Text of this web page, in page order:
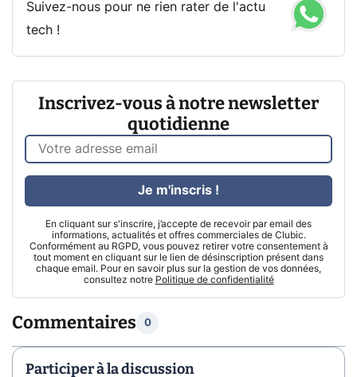
Suivez-nous pour ne rien rater de l'actu
tech !
Inscrivez-vous à notre newsletter
quotidienne
En cliquant sur s'inscrire, j’accepte de recevoir par email des
informations, actualités et offres commerciales de Clubic.
Conformément au RGPD, vous pouvez retirer votre consentement à
tout moment en cliquant sur le lien de désinscription présent dans
chaque email. Pour en savoir plus sur la gestion de vos données,
consultez notre Politique de confidentialité
Je m'inscris !
Commentaires 0
Participer à la discussion